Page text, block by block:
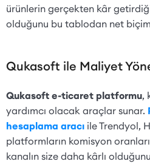
ürünlerin gerçekten kâr
olduğunu bu tablodan net
Qukasoft ile Maliyet
Qukasoft e-ticaret platformu,
yardımcı olacak araçlar sunar.
hesaplama aracı ile Trendyol,
platformların komisyon
kanalın size daha kârlı